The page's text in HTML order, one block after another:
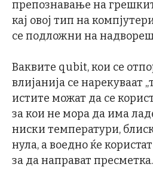
препознавање на
кај овој тип на
се подложни на
Ваквите qubit, кои се
влијанија се нарекуваат
истите можат да се
за кои не мора да има
ниски температури,
нула, а воедно ќе
за да направат пресметка.